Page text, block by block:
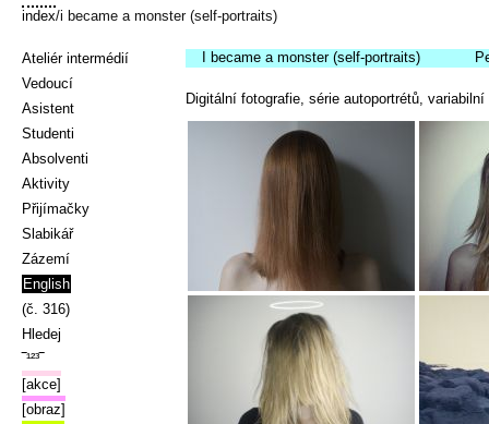
index/i became a monster (self-portraits)
Ateliér intermédií
Vedoucí
Asistent
Studenti
Absolventi
Aktivity
Přijímačky
Slabikář
Zázemí
English
(č. 316)
Hledej
‾¹²³‾
[akce]
[obraz]
I became a monster (self-portraits)
Digitální fotografie, série autoportrétů, variabilní